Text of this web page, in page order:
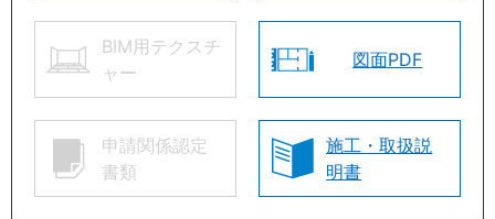
BIM用テクスチ
ャー
図面PDF
申請関係認定
書類
施工・取扱説
明書